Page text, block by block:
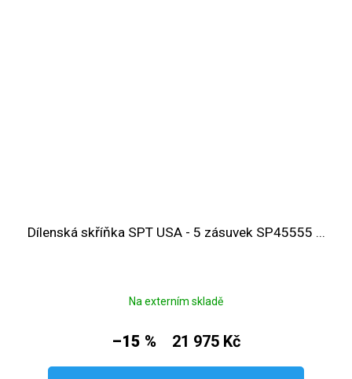
Dílenská skříňka SPT USA - 5 zásuvek SP45555 ...
Na externím skladě
–15 % 21 975 Kč